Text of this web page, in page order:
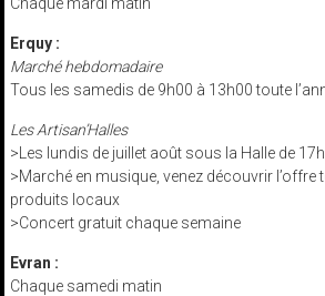
Erquy :
Marché hebdomadaire
Tous les samedis de 9h00 à 13h00 toute
Les Artisan’Halles
>Les lundis de juillet août sous la Halle de
>Marché en musique, venez découvrir l’offre
produits locaux
>Concert gratuit chaque semaine
Evran :
Chaque samedi matin